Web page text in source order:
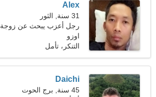
Alex
31 سنة, الثور
رجل أعزب يبحث عن زوجة
اوزو
التنكر، تأمل
Daichi
45 سنة, برج الحوت